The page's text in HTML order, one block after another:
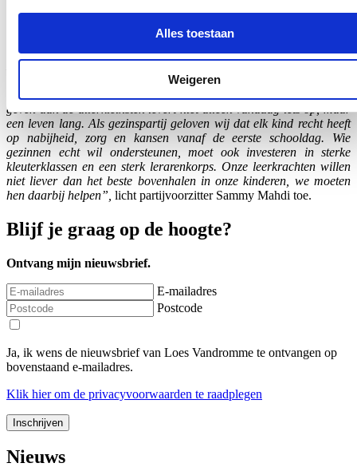
Alles toestaan
Weigeren
Uiteindelijk zal zo het onderwijsniveau voor alle kleuters toenemen
“Onze eerste levensjaren zijn vormend voor de rest van ons leven.
Dat geldt ook voor onze tijd in het kleuteronderwijs. Net daarom is
investeren in jonge kinderen misschien wel de belangrijkste
investering die we als samenleving kunnen doen. Tijd en aandacht
geven aan de allerkleinsten levert niet alleen vandaag iets op, maar
een leven lang. Als gezinspartij geloven wij dat elk kind recht heeft
op nabijheid, zorg en kansen vanaf de eerste schooldag. Wie
gezinnen echt wil ondersteunen, moet ook investeren in sterke
kleuterklassen en een sterk lerarenkorps. Onze leerkrachten willen
niet liever dan het beste bovenhalen in onze kinderen, we moeten
hen daarbij helpen”, licht partijvoorzitter Sammy Mahdi toe.
Blijf je graag op de hoogte?
Ontvang mijn nieuwsbrief.
E-mailadres
Postcode
Ja, ik wens de nieuwsbrief van Loes Vandromme te ontvangen op
bovenstaand e-mailadres.
Klik hierom de privacyvoorwaarden te raadplegen
Nieuws